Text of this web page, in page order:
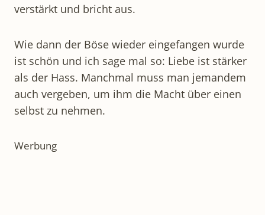
verstärkt und bricht aus.
Wie dann der Böse wieder eingefangen wurde
ist schön und ich sage mal so: Liebe ist stärker
als der Hass. Manchmal muss man jemandem
auch vergeben, um ihm die Macht über einen
selbst zu nehmen.
Werbung